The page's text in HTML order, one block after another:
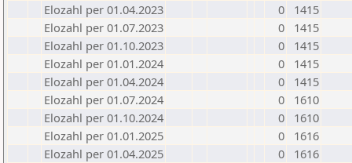
Elozahl per 01.04.2023
0
1415
Elozahl per 01.07.2023
0
1415
Elozahl per 01.10.2023
0
1415
Elozahl per 01.01.2024
0
1415
Elozahl per 01.04.2024
0
1415
Elozahl per 01.07.2024
0
1610
Elozahl per 01.10.2024
0
1610
Elozahl per 01.01.2025
0
1616
Elozahl per 01.04.2025
0
1616